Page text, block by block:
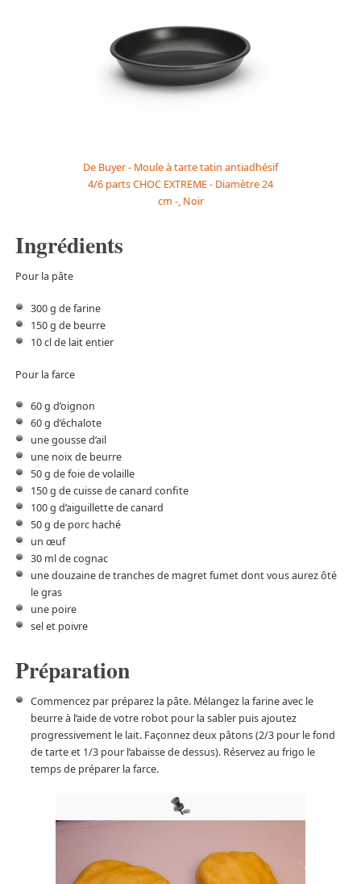
De Buyer - Moule à tarte tatin antiadhésif
4/6 parts CHOC EXTREME - Diamètre 24
cm -, Noir
Ingrédients
Pour la pâte
300 g de farine
150 g de beurre
10 cl de lait entier
Pour la farce
60 g d’oignon
60 g d’échalote
une gousse d’ail
une noix de beurre
50 g de foie de volaille
150 g de cuisse de canard confite
100 g d’aiguillette de canard
50 g de porc haché
un œuf
30 ml de cognac
une douzaine de tranches de magret fumet dont vous aurez ôté
le gras
une poire
sel et poivre
Préparation
Commencez par préparez la pâte. Mélangez la farine avec le
beurre à l’aide de votre robot pour la sabler puis ajoutez
progressivement le lait. Façonnez deux pâtons (2/3 pour le fond
de tarte et 1/3 pour l’abaisse de dessus). Réservez au frigo le
temps de préparer la farce.